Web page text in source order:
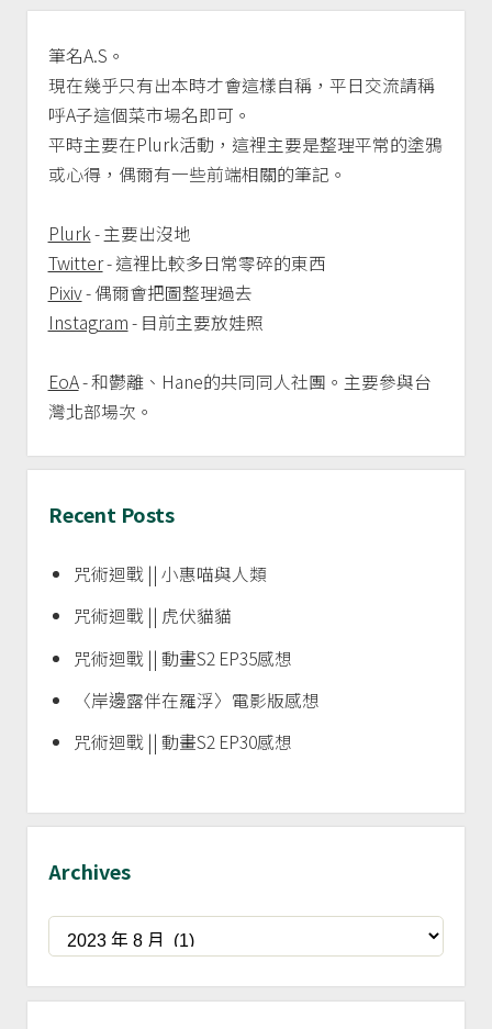
S2
玉．
玉
折
篇
筆名A.S。
現在幾乎只有出本時才會這樣自稱，平日交流請稱
呼A子這個菜市場名即可。
平時主要在Plurk活動，這裡主要是整理平常的塗鴉
或心得，偶爾有一些前端相關的筆記。
Plurk- 主要出沒地
Twitter- 這裡比較多日常零碎的東西
Pixiv- 偶爾會把圖整理過去
Instagram- 目前主要放娃照
EoA- 和鬱離、Hane的共同同人社團。主要參與台
灣北部場次。
Recent Posts
咒術迴戰 || 小惠喵與人類
咒術迴戰 || 虎伏貓貓
咒術迴戰 || 動畫S2 EP35感想
〈岸邊露伴在羅浮〉電影版感想
咒術迴戰 || 動畫S2 EP30感想
Archives
Archives